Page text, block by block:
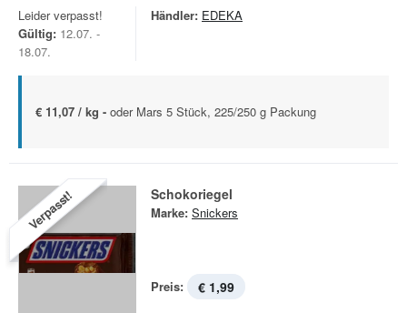
Leider verpasst!
Gültig: 12.07. -
18.07.
Händler: EDEKA
€ 11,07 / kg - oder Mars 5 Stück, 225/250 g Packung
Verpasst! Schokoriegel
Marke: Snickers
Preis: € 1,99